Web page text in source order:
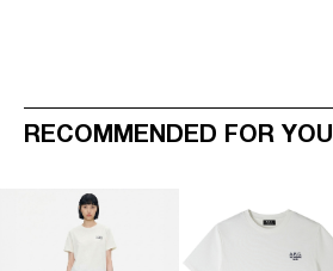
RECOMMENDED FOR YOU